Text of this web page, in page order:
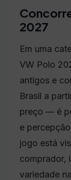
2027
Em uma
VW Polo
antigos e
Brasil a
preço — é
e
jogo está
comprador,
variedade